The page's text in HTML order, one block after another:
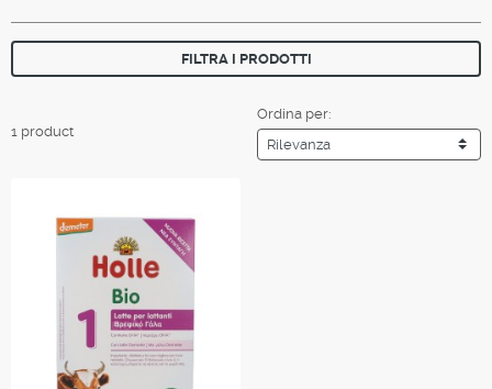
FILTRA I PRODOTTI
1 product
Ordina per: